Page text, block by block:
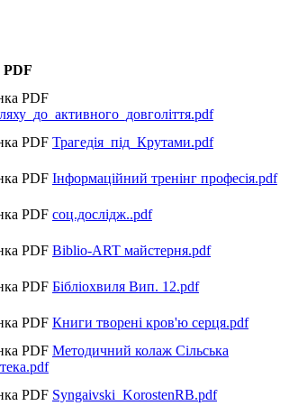
Трагедія_під_Крутами.pdf
Інформаційний тренінг професія.pdf
соц.дослідж..pdf
Biblio-ART майстерня.pdf
Бібліохвиля Вип. 12.pdf
Книги творені кров'ю серця.pdf
Методичний колаж Сільська
Syngaivski_KorostenRB.pdf